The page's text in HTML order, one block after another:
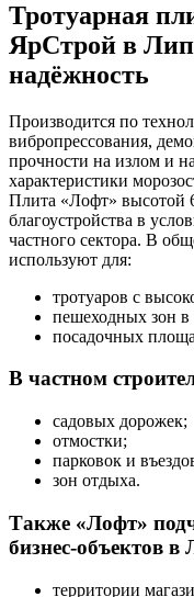
Тротуарная
ЯрСтрой в
надёжность
Производится по
вибропрессования,
прочности на излом и
характеристики
Плита «Лофт» высотой
благоустройства в
частного сектора. В
используют для:
тротуаров с
пешеходных зон в
посадочных
В частном
садовых дорожек;
отмостки;
парковок и
зон отдыха.
Также «Лофт»
бизнес-объектов в
территории